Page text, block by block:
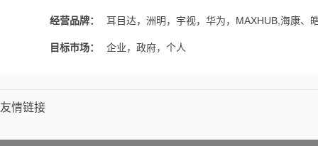
经营品牌： 耳目达，洲明，宇视，华为，MAXHUB,海康、
目标市场： 企业，政府，个人
友情链接